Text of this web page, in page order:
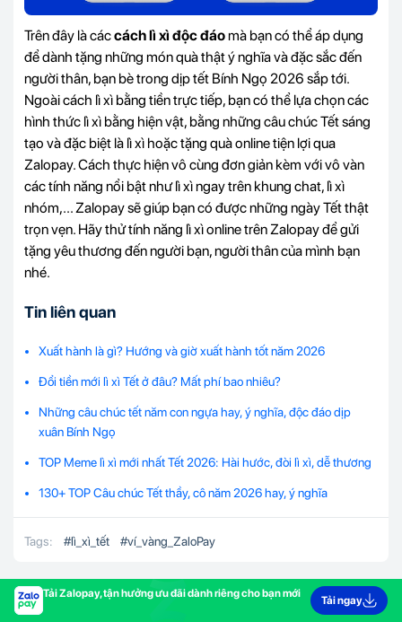
Tải Zalopay, tận hưởng ưu đãi dành riêng cho bạn mới
Tải ngay
Trên đây là cáccách lì xì độc đáomà bạn có thể áp dụng
để dành tặng những món quà thật ý nghĩa và đặc sắc đến
người thân, bạn bè trong dịp tết Bính Ngọ 2026 sắp tới.
Ngoài cách lì xì bằng tiền trực tiếp, bạn có thể lựa chọn các
hình thức lì xì bằng hiện vật, bằng những câu chúc Tết sáng
tạo và đặc biệt là lì xì hoặc tặng quà online tiện lợi qua
Zalopay. Cách thực hiện vô cùng đơn giản kèm với vô vàn
các tính năng nổi bật như lì xì ngay trên khung chat, lì xì
nhóm,... Zalopay sẽ giúp bạn có được những ngày Tết thật
trọn vẹn. Hãy thử tính năng lì xì online trên Zalopay để gửi
tặng yêu thương đến người bạn, người thân của mình bạn
nhé.
Tin liên quan
Xuất hành là gì? Hướng và giờ xuất hành tốt năm 2026
Đổi tiền mới lì xì Tết ở đâu? Mất phí bao nhiêu?
Những câu chúc tết năm con ngựa hay, ý nghĩa, độc đáo dịp
xuân Bính Ngọ
TOP Meme lì xì mới nhất Tết 2026: Hài hước, đòi lì xì, dễ thương
130+ TOP Câu chúc Tết thầy, cô năm 2026 hay, ý nghĩa
Tags: #lì_xì_tết #ví_vàng_ZaloPay
TIN LIÊN QUAN